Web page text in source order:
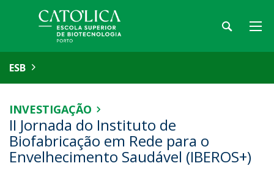
ESB
INVESTIGAÇÃO
II Jornada do Instituto de
Biofabricação em Rede para o
Envelhecimento Saudável (IBEROS+)